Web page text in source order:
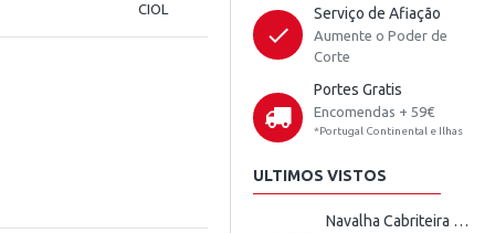
CIOL
Serviço de Afiação
Aumente o Poder de
Corte
Portes Gratis
Encomendas + 59€
*Portugal Continental e Ilhas
ULTIMOS VISTOS
Navalha Cabriteira CIOL